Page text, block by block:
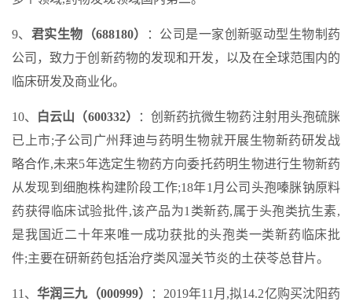
9、 君实生物（688180）
：公司是一家创新驱动型生物制药
公司，致力于创新药物的发现和开发，以及在全球范围内的
临床研发及商业化。
10、 白云山（600332）
：创新药抗微生物药注射用头孢硫脒
已上市;子公司广州拜迪与药明生物就开展生物新药研发战
略合作,未来5年选定生物药方向委托药明生物进行生物新药
从发现到细胞株构建阶段工作;18年1月公司头孢嗪脒钠原料
药获得临床试验批件,该产品为1类新药,属于头孢类抗生素,
是我国近二十年来唯一成功获批的头孢类一类新药临床批
件;主要在研新药包括治疗类风湿关节炎的土茯苓总苷片。
11、华润三九（000999）
：2019年11月,拟14.2亿购买沈阳药